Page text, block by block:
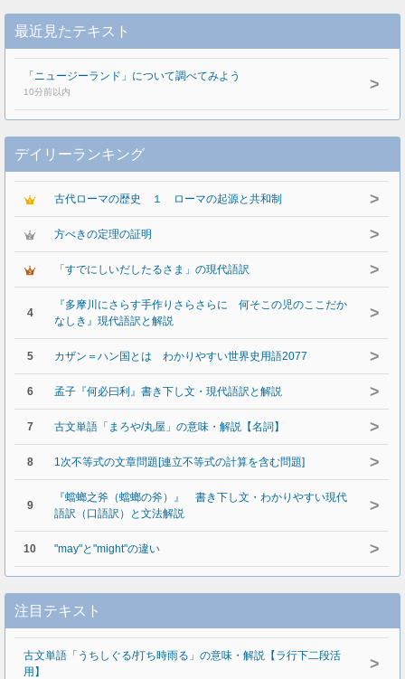
最近見たテキスト
「ニュージーランド」について調べてみよう
10分前以内 >
デイリーランキング
古代ローマの歴史 １ ローマの起源と共和制 >
方べきの定理の証明 >
「すでにしいだしたるさま」の現代語訳 >
4
『多摩川にさらす手作りさらさらに 何そこの児のここだか
なしき』現代語訳と解説
>
5 カザン＝ハン国とは わかりやすい世界史用語2077 >
6 孟子『何必曰利』書き下し文・現代語訳と解説 >
7 古文単語「まろや/丸屋」の意味・解説【名詞】 >
8 1次不等式の文章問題[連立不等式の計算を含む問題] >
9
『蟷螂之斧（蟷螂の斧）』 書き下し文・わかりやすい現代
語訳（口語訳）と文法解説
>
10 "may"と"might"の違い >
注目テキスト
古文単語「うちしぐる/打ち時雨る」の意味・解説【ラ行下二段活
用】
>